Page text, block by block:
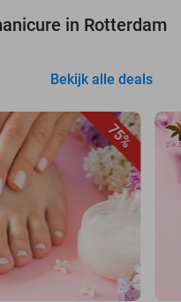
in Rotterdam
Bekijk alle deals
75%